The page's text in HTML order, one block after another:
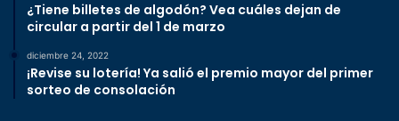
¿Tiene billetes de algodón? Vea cuáles dejan de
circular a partir del 1 de marzo
diciembre 24, 2022
¡Revise su lotería! Ya salió el premio mayor del primer
sorteo de consolación